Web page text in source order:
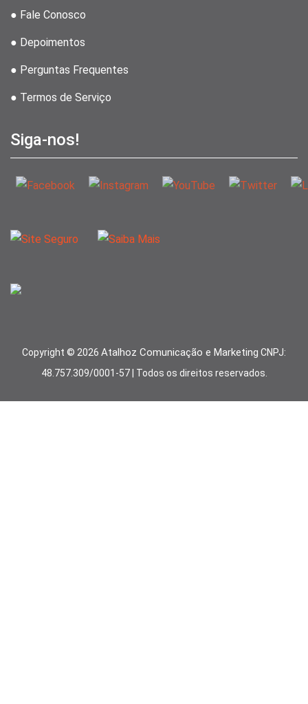
● Fale Conosco
● Depoimentos
● Perguntas Frequentes
● Termos de Serviço
Siga-nos!
Copyright © 2026 Atalhoz Comunicação e Marketing CNPJ:
48.757.309/0001-57 | Todos os direitos reservados.